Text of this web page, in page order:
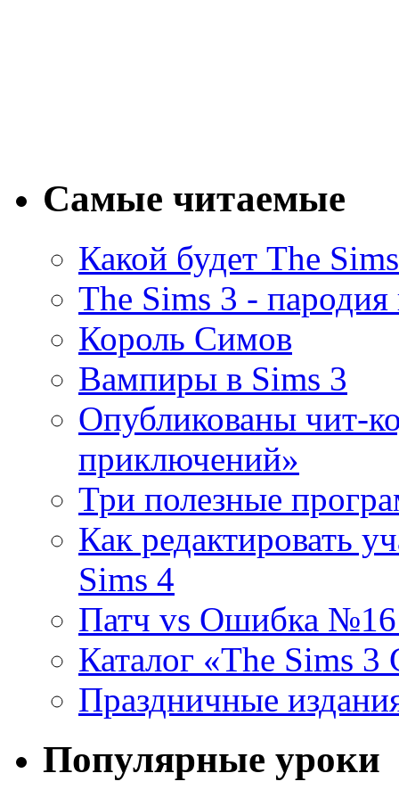
Самые читаемые
Какой будет The
The Sims 3 -
Король Симов
Вампиры в Sims 3
Опубликованы чит-
приключений»
Три полезные
Как редактировать
Sims 4
Патч vs Ошибка №16
Каталог «The Sims
Праздничные
Популярные уроки